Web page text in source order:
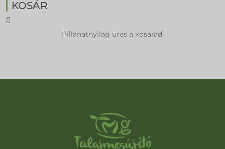
KOSÁR
Pillanatnyilag üres a kosarad.